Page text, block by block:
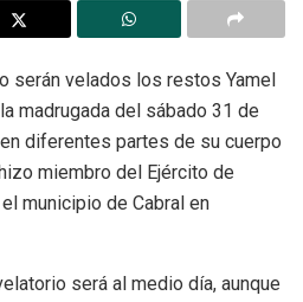
serán velados los restos Yamel
madrugada del sábado 31 de
diferentes partes de su cuerpo
miembro del Ejército de
municipio de Cabral en
será al medio día, aunque